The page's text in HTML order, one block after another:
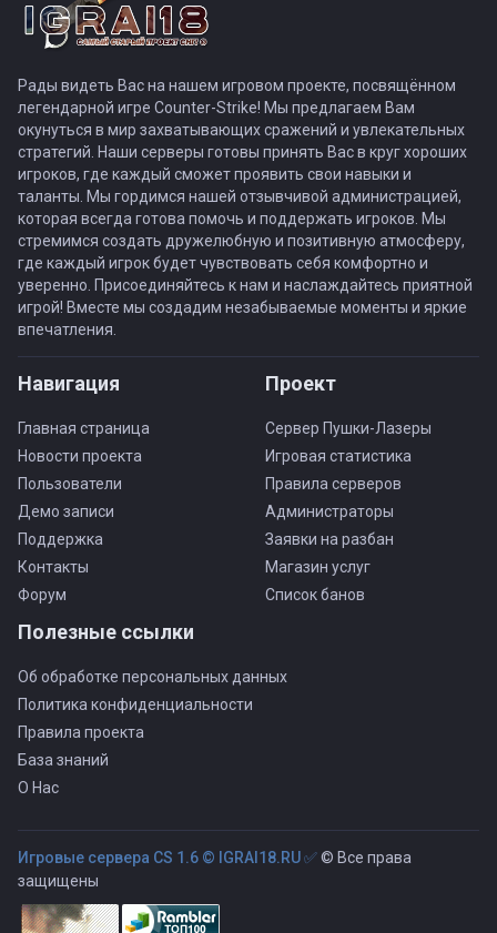
Рады видеть Вас на нашем игровом проекте, посвящённом
легендарной игре Counter-Strike! Мы предлагаем Вам
окунуться в мир захватывающих сражений и увлекательных
стратегий. Наши серверы готовы принять Вас в круг хороших
игроков, где каждый сможет проявить свои навыки и
таланты. Мы гордимся нашей отзывчивой администрацией,
которая всегда готова помочь и поддержать игроков. Мы
стремимся создать дружелюбную и позитивную атмосферу,
где каждый игрок будет чувствовать себя комфортно и
уверенно. Присоединяйтесь к нам и наслаждайтесь приятной
игрой! Вместе мы создадим незабываемые моменты и яркие
впечатления.
Навигация
Главная страница
Новости проекта
Пользователи
Демо записи
Поддержка
Контакты
Форум
Проект
Сервер Пушки-Лазеры
Игровая статистика
Правила серверов
Администраторы
Заявки на разбан
Магазин услуг
Список банов
Полезные ссылки
Об обработке персональных данных
Политика конфиденциальности
Правила проекта
База знаний
О Нас
Игровые сервера CS 1.6 © IGRAI18.RU ✅© Все права
защищены